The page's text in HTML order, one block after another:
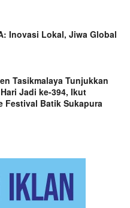
Inovasi Lokal, Jiwa Global
Tasikmalaya Tunjukkan
Jadi ke-394, Ikut
Festival Batik Sukapura